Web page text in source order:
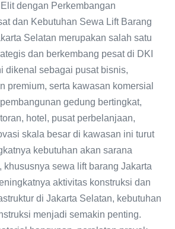
dengan Perkembangan
dan Kebutuhan Sewa Lift Barang
Selatan merupakan salah satu
dan berkembang pesat di DKI
dikenal sebagai pusat bisnis,
premium, serta kawasan komersial
gedung bertingkat,
hotel, pusat perbelanjaan,
skala besar di kawasan ini turut
kebutuhan akan sarana
khususnya sewa lift barang Jakarta
aktivitas konstruksi dan
di Jakarta Selatan, kebutuhan
menjadi semakin penting.